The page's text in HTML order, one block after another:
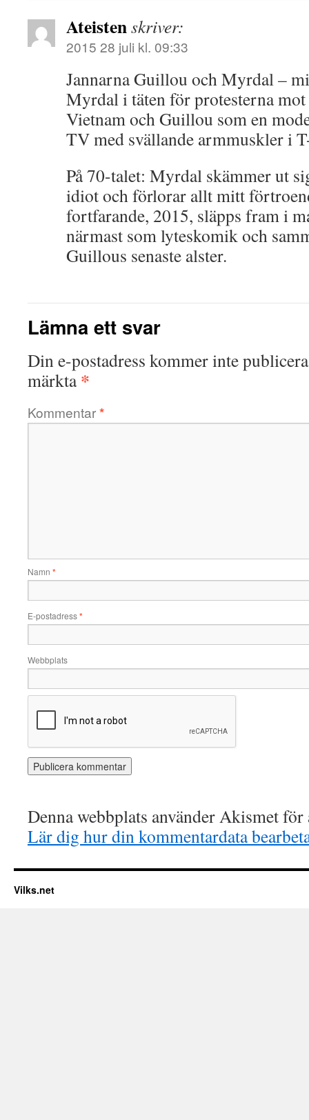
Ateistenskriver:
2015 28 juli kl. 09:33
Jannarna Guillou och Myrdal –
Myrdal i täten för protesterna
Vietnam och Guillou som en
TV med svällande armmuskler i
På 70-talet: Myrdal skämmer ut
idiot och förlorar allt mitt
fortfarande, 2015, släpps fram i
närmast som lyteskomik och
Guillous senaste alster.
Lämna ett svar
Din e-postadress kommer inte
märkta*
Kommentar*
Namn *
E-postadress*
Webbplats
Denna webbplats använder Akismet
Lär dig hur din kommentardata
Vilks.net